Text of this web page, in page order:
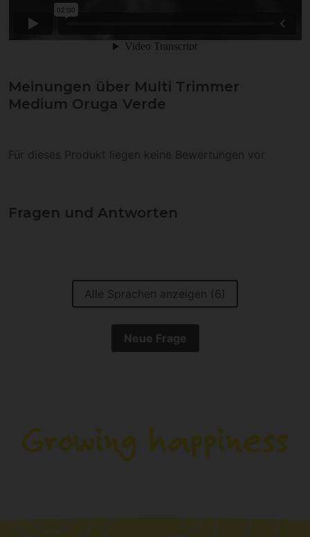
Meinungen über Multi Trimmer
Medium Oruga Verde
Für dieses Produkt liegen keine Bewertungen vor
Fragen und Antworten
Alle Sprachen anzeigen (6)
Neue Frage